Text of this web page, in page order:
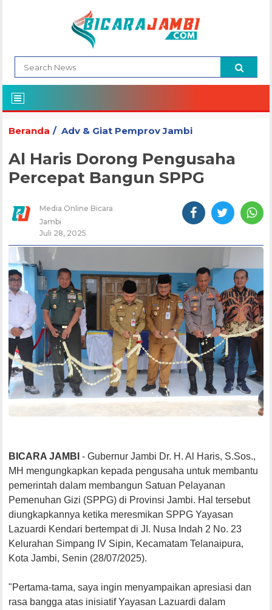
Beranda Adv & Giat Pemprov Jambi
Al Haris Dorong Pengusaha
Percepat Bangun SPPG
Media Online Bicara
Jambi
Juli 28, 2025
BICARA JAMBI- Gubernur Jambi Dr. H. Al Haris, S.Sos.,
MH mengungkapkan kepada pengusaha untuk membantu
pemerintah dalam membangun Satuan Pelayanan
Pemenuhan Gizi (SPPG) di Provinsi Jambi. Hal tersebut
diungkapkannya ketika meresmikan SPPG Yayasan
Lazuardi Kendari bertempat di JI. Nusa Indah 2 No. 23
Kelurahan Simpang IV Sipin, Kecamatam Telanaipura,
Kota Jambi, Senin (28/07/2025).
"Pertama-tama, saya ingin menyampaikan apresiasi dan
rasa bangga atas inisiatif Yayasan Lazuardi dalam